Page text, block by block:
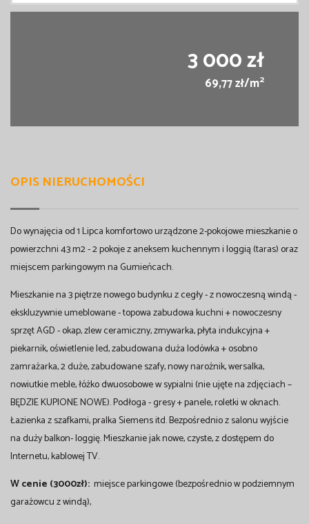
3 000 zł
69,77 zł/m2
OPIS NIERUCHOMOŚCI
Do wynajęcia od 1 Lipca komfortowo urządzone 2-pokojowe mieszkanie o
powierzchni 43 m2 - 2 pokoje z aneksem kuchennym i loggią (taras) oraz
miejscem parkingowym na Gumieńcach.
Mieszkanie na 3 piętrze nowego budynku z cegły - z nowoczesną windą -
ekskluzywnie umeblowane - topowa zabudowa kuchni + nowoczesny
sprzęt AGD - okap, zlew ceramiczny, zmywarka, płyta indukcyjna +
piekarnik, oświetlenie led, zabudowana duża lodówka + osobno
zamrażarka, 2 duże, zabudowane szafy, nowy narożnik, wersalka,
nowiutkie meble, łóżko dwuosobowe w sypialni (nie ujęte na zdjęciach –
BĘDZIE KUPIONE NOWE). Podłoga - gresy + panele, roletki w oknach.
Łazienka z szafkami, pralka Siemens itd. Bezpośrednio z salonu wyjście
na duży balkon- loggię. Mieszkanie jak nowe, czyste, z dostępem do
Internetu, kablowej TV.
W cenie (3000zł): miejsce parkingowe (bezpośrednio w podziemnym
garażowcu z windą),